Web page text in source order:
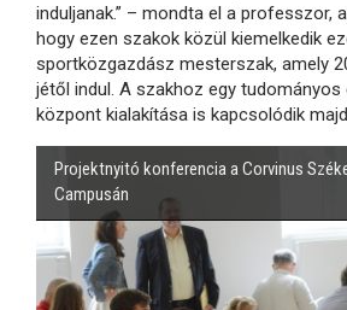
induljanak.” – mondta el a professzor,
hogy ezen szakok közül kiemelkedik
sportközgazdász mesterszak, amely
jétől indul. A szakhoz egy
központ kialakítása is kapcsolódik majd.
Projektnyitó konferencia a Corvinus
Campusán